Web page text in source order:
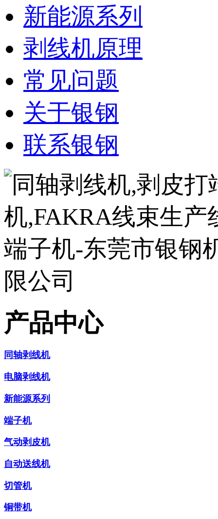
新能源系列
剥线机原理
常见问题
关于银钢
联系银钢
产品中心
同轴剥线机
电脑剥线机
新能源系列
端子机
气动剥皮机
自动送线机
切管机
铜带机